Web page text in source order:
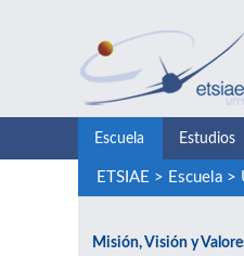
Escuela Estudios
ETSIAE > Escuela>
Misión, Visión y